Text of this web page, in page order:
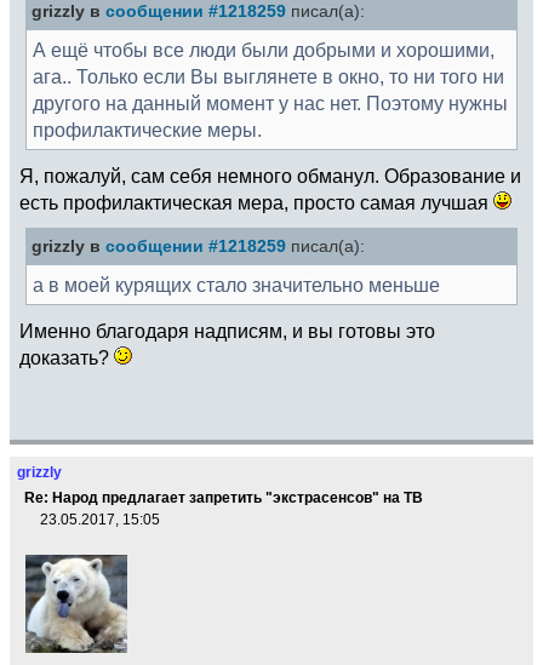
grizzly в сообщении #1218259 писал(а):
А ещё чтобы все люди были добрыми и хорошими,
ага.. Только если Вы выглянете в окно, то ни того ни
другого на данный момент у нас нет. Поэтому нужны
профилактические меры.
Я, пожалуй, сам себя немного обманул. Образование и
есть профилактическая мера, просто самая лучшая
grizzly в сообщении #1218259 писал(а):
а в моей курящих стало значительно меньше
Именно благодаря надписям, и вы готовы это
доказать?
grizzly
Re: Народ предлагает запретить "экстрасенсов" на ТВ
23.05.2017, 15:05